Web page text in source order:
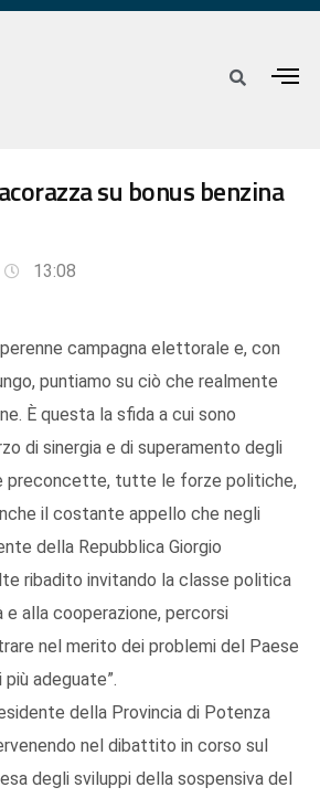
su bonus benzina
13:08
campagna elettorale e, con
puntiamo su ciò che realmente
È questa la sfida a cui sono
di sinergia e di superamento degli
preconcette, tutte le forze politiche,
il costante appello che negli
della Repubblica Giorgio
ribadito invitando la classe politica
e alla cooperazione, percorsi
nel merito dei problemi del Paese
adeguate”.
della Provincia di Potenza
nel dibattito in corso sul
degli sviluppi della sospensiva del